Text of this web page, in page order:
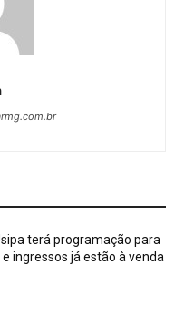
terá programação para
ingressos já estão à venda